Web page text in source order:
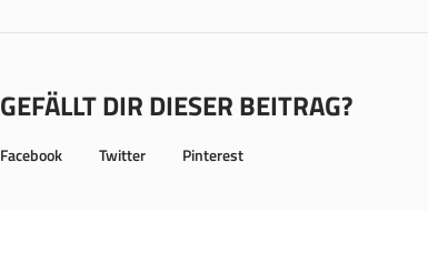
GEFÄLLT DIR DIESER BEITRAG?
Facebook Twitter Pinterest